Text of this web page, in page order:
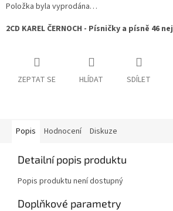
Položka byla vyprodána…
2CD KAREL ČERNOCH - Písničky a písně 46 nej
ZEPTAT SE HLÍDAT SDÍLET
Popis Hodnocení Diskuze
Detailní popis produktu
Popis produktu není dostupný
Doplňkové parametry